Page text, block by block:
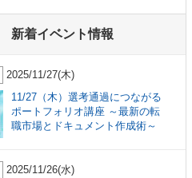
新着イベント情報
2025/11/27(木)
11/27（木）選考通過につながる
ポートフォリオ講座 ～最新の転
職市場とドキュメント作成術～
2025/11/26(水)